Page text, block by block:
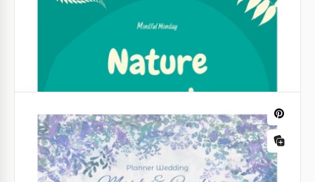
Menus alimentaires
Menu de Noël
Mignonne Arbre Généalogique
Nous proposons de nombreux modèles d'arbres
généalogiques, mais celui-ci est l'un des plus